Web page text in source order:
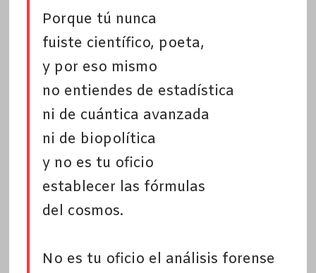
Porque tú nunca
fuiste científico, poeta,
y por eso mismo
no entiendes de estadística
ni de cuántica avanzada
ni de biopolítica
y no es tu oficio
establecer las fórmulas
del cosmos.
No es tu oficio el análisis forense